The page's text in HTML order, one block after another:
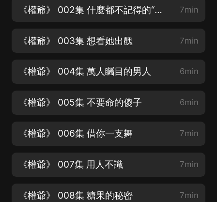
《權爺》 002集 什麼都不記得的“傻子” 7min
《權爺》 003集 想看她出醜 7min
《權爺》 004集 萬人矚目的男人 6min
《權爺》 005集 不要命的傻子 6min
《權爺》 006集 借你一支舞 7min
《權爺》 007集 用人不識 7min
《權爺》 008集 糖果的秘密 7min